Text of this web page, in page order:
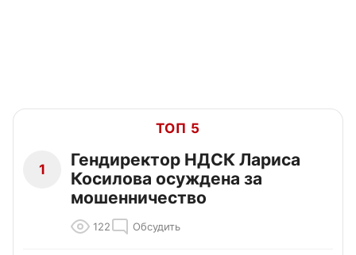
ТОП 5
1
Гендиректор НДСК Лариса
Косилова осуждена за
мошенничество
122 Обсудить